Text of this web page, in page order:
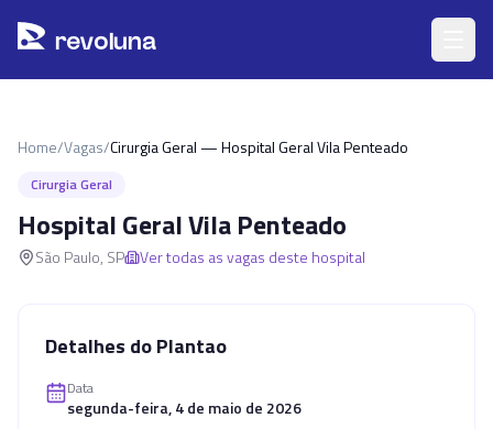
revoluna
Home/Vagas/Cirurgia Geral — Hospital Geral Vila Penteado
Cirurgia Geral
Hospital Geral Vila Penteado
São Paulo, SP Ver todas as vagas deste hospital
Detalhes do Plantao
Data
segunda-feira, 4 de maio de 2026